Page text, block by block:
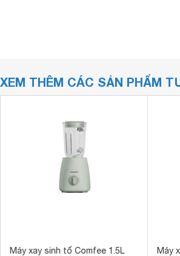
XEM THÊM CÁC SẢN PHẨM
Máy xay sinh tố Comfee 1.5L
Máy